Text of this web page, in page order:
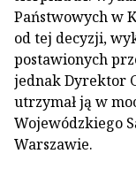
Państwowych w
od tej decyzji,
postawionych
jednak Dyrektor
utrzymał ją w
Wojewódzkiego
Warszawie.